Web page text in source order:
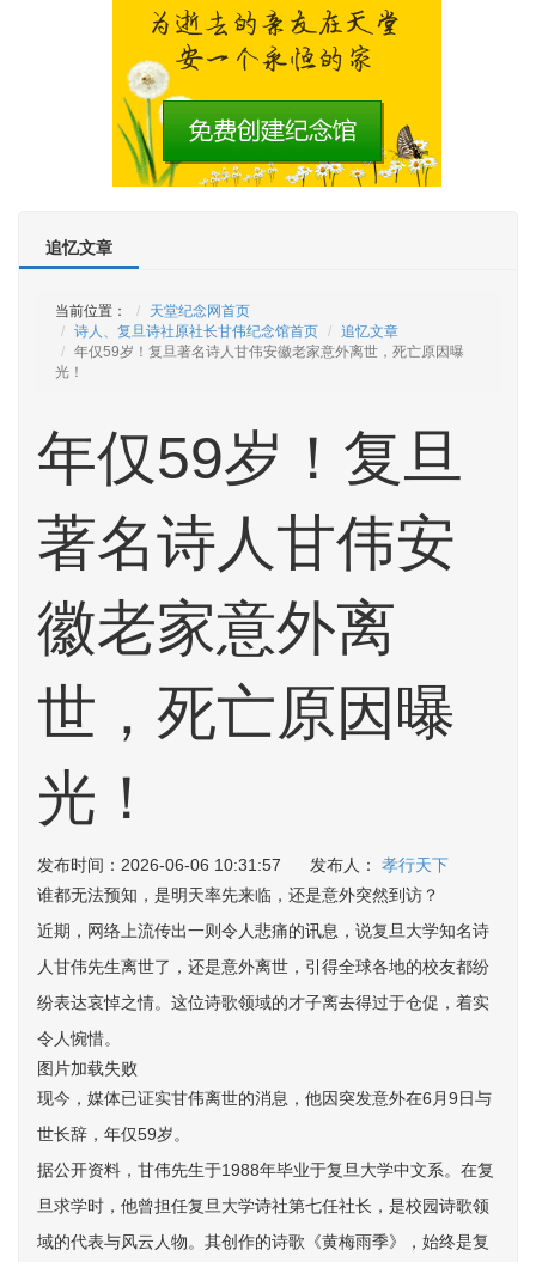
追忆文章
当前位置：
天堂纪念网首页
诗人、复旦诗社原社长甘伟纪念馆首页
追忆文章
年仅59岁！复旦著名诗人甘伟安徽老家意外离世，死亡原因曝
光！
年仅59岁！复旦
著名诗人甘伟安
徽老家意外离
世，死亡原因曝
光！
发布时间：2026-06-06 10:31:57 发布人： 孝行天下
谁都无法预知，是明天率先来临，还是意外突然到访？
近期，网络上流传出一则令人悲痛的讯息，说复旦大学知名诗
人甘伟先生离世了，还是意外离世，引得全球各地的校友都纷
纷表达哀悼之情。这位诗歌领域的才子离去得过于仓促，着实
令人惋惜。
图片加载失败
现今，媒体已证实甘伟离世的消息，他因突发意外在6月9日与
世长辞，年仅59岁。
据公开资料，甘伟先生于1988年毕业于复旦大学中文系。在复
旦求学时，他曾担任复旦大学诗社第七任社长，是校园诗歌领
域的代表与风云人物。其创作的诗歌《黄梅雨季》，始终是复